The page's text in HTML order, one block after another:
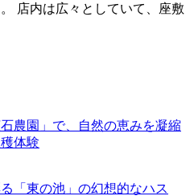
店内は広々としていて、座敷
農園」で、自然の恵みを凝縮
体験
「東の池」の幻想的なハス